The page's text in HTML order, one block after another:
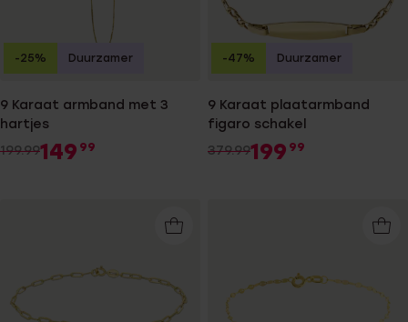
9 Karaat armband met 3
hartjes
199.99149 99
-25% Duurzamer
9 Karaat plaatarmband
figaro schakel
379.99199 99
-47% Duurzamer